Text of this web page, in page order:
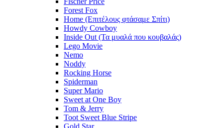
Forest Fox
Home (Επιτέλους φτάσαμε Σπίτι)
Howdy Cowboy
Inside Out (Τα μυαλά που κουβαλάς)
Lego Movie
Nemo
Noddy
Rocking Horse
Spiderman
Super Mario
Sweet at One Boy
Tom & Jerry
Toot Sweet Blue Stripe
Gold Star